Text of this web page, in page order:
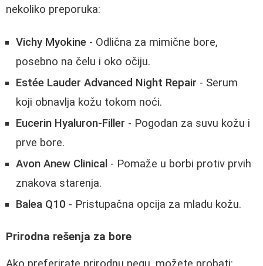
nekoliko preporuka:
Vichy Myokine - Odlična za mimične bore,
posebno na čelu i oko očiju.
Estée Lauder Advanced Night Repair - Serum
koji obnavlja kožu tokom noći.
Eucerin Hyaluron-Filler - Pogodan za suvu kožu i
prve bore.
Avon Anew Clinical - Pomaže u borbi protiv prvih
znakova starenja.
Balea Q10 - Pristupačna opcija za mladu kožu.
Prirodna rešenja za bore